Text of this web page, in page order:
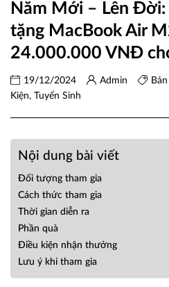
Năm Mới – Lên Đời:
tặng MacBook Air
24.000.000 VNĐ
19/12/2024 Admin
Kiện, Tuyển Sinh
Nội dung bài viết
Đối tượng tham gia
Cách thức tham gia
Thời gian diễn ra
Phần quà
Điều kiện nhận thưởng
Lưu ý khi tham gia